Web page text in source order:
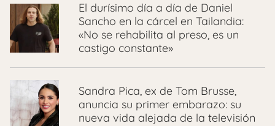
El durísimo día a día de Daniel
Sancho en la cárcel en Tailandia:
«No se rehabilita al preso, es un
castigo constante»
Sandra Pica, ex de Tom Brusse,
anuncia su primer embarazo: su
nueva vida alejada de la televisión